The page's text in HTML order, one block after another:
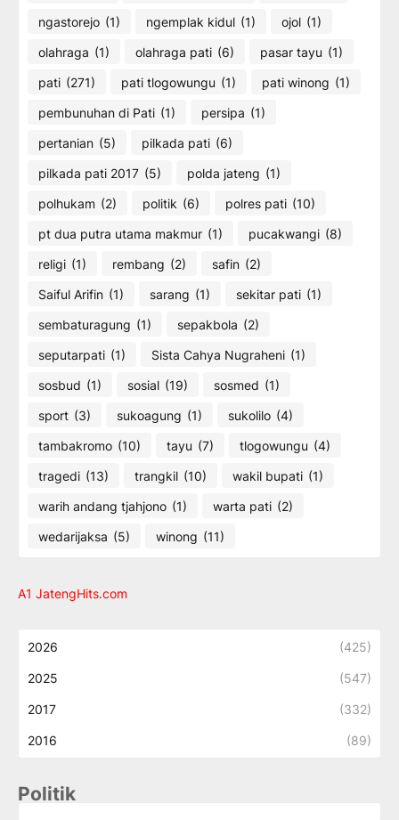
ngastorejo (1) ngemplak kidul (1) ojol (1)
olahraga (1) olahraga pati (6) pasar tayu (1)
pati (271) pati tlogowungu (1) pati winong (1)
pembunuhan di Pati (1) persipa (1)
pertanian (5) pilkada pati (6)
pilkada pati 2017 (5) polda jateng (1)
polhukam (2) politik (6) polres pati (10)
pt dua putra utama makmur (1) pucakwangi (8)
religi (1) rembang (2) safin (2)
Saiful Arifin (1) sarang (1) sekitar pati (1)
sembaturagung (1) sepakbola (2)
seputarpati (1) Sista Cahya Nugraheni (1)
sosbud (1) sosial (19) sosmed (1)
sport (3) sukoagung (1) sukolilo (4)
tambakromo (10) tayu (7) tlogowungu (4)
tragedi (13) trangkil (10) wakil bupati (1)
warih andang tjahjono (1) warta pati (2)
wedarijaksa (5) winong (11)
A1 JatengHits.com
2026 (425)
2025 (547)
2017 (332)
2016 (89)
Politik